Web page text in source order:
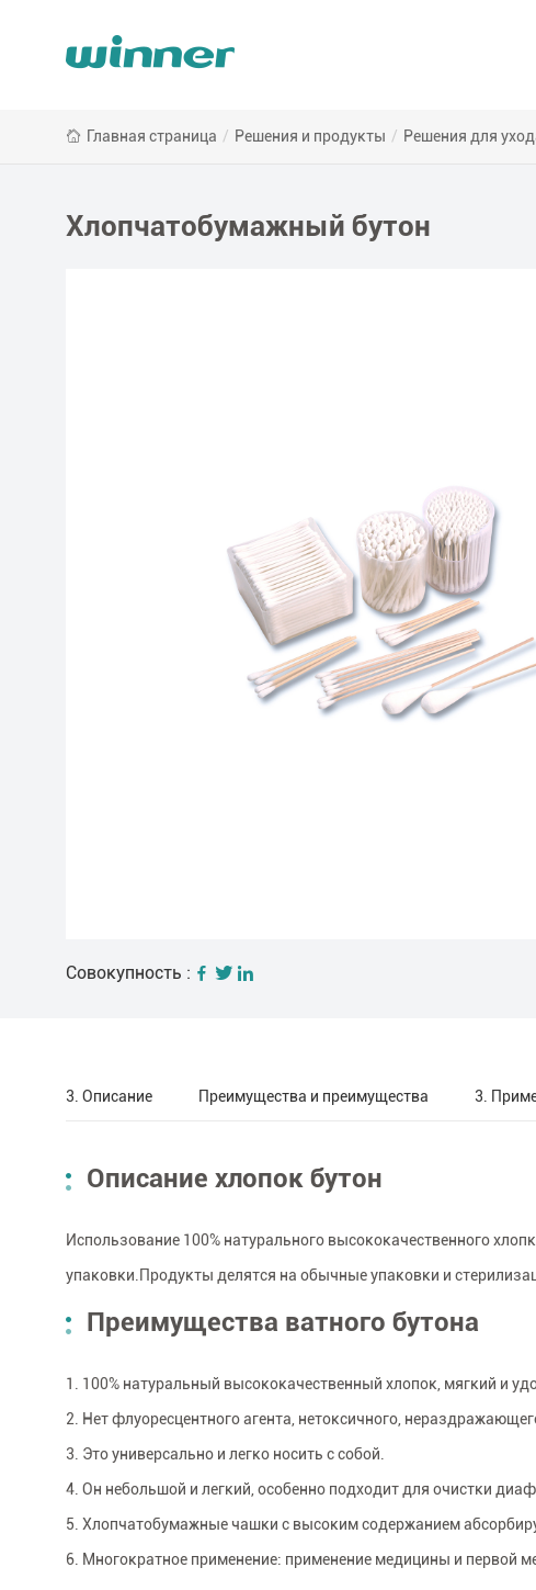
Главная страница / Решения и продукты / Решения для
Хлопчатобумажный бутон
Совокупность :
3. Описание Преимущества и преимущества 3.
Описание хлопок бутон
Использование 100% натурального высококачественного
упаковки.Продукты делятся на обычные упаковки и
Преимущества ватного бутона
1. 100% натуральный высококачественный хлопок, мягкий и
2. Нет флуоресцентного агента, нетоксичного,
3. Это универсально и легко носить с собой.
4. Он небольшой и легкий, особенно подходит для очистки
5. Хлопчатобумажные чашки с высоким содержанием
6. Многократное применение: применение медицины и первой